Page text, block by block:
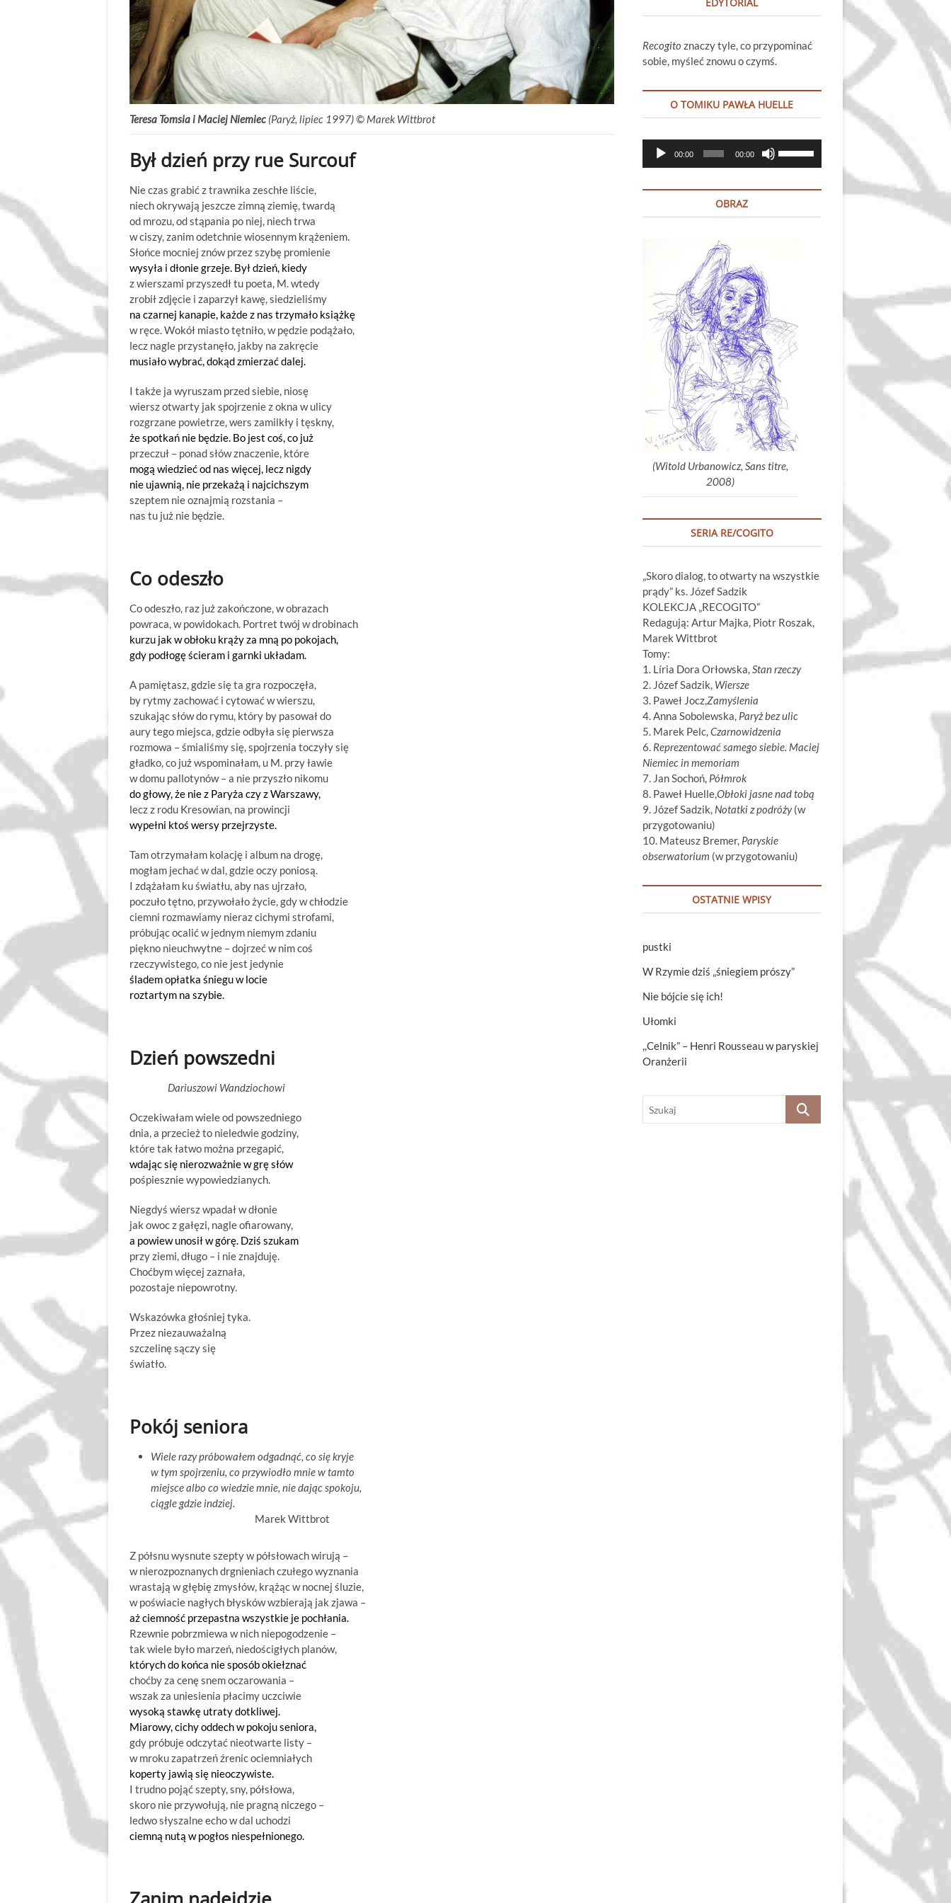
Teresa Tomsia i Maciej Niemiec (Paryż, lipiec 1997) © Marek Wittbrot
Był dzień przy rue Surcouf
Nie czas grabić z trawnika zeschłe liście,
niech okrywają jeszcze zimną ziemię, twardą
od mrozu, od stąpania po niej, niech trwa
w ciszy, zanim odetchnie wiosennym krążeniem.
Słońce mocniej znów przez szybę promienie
wysyła i dłonie grzeje. Był dzień, kiedy
z wierszami przyszedł tu poeta, M. wtedy
zrobił zdjęcie i zaparzył kawę, siedzieliśmy
na czarnej kanapie, każde z nas trzymało książkę
w ręce. Wokół miasto tętniło, w pędzie podążało,
lecz nagle przystanęło, jakby na zakręcie
musiało wybrać, dokąd zmierzać dalej.
I także ja wyruszam przed siebie, niosę
wiersz otwarty jak spojrzenie z okna w ulicy
rozgrzane powietrze, wers zamilkły i tęskny,
że spotkań nie będzie. Bo jest coś, co już
przeczuł – ponad słów znaczenie, które
mogą wiedzieć od nas więcej, lecz nigdy
nie ujawnią, nie przekażą i najcichszym
szeptem nie oznajmią rozstania –
nas tu już nie będzie.
Co odeszło
Co odeszło, raz już zakończone, w obrazach
powraca, w powidokach. Portret twój w drobinach
kurzu jak w obłoku krąży za mną po pokojach,
gdy podłogę ścieram i garnki układam.
A pamiętasz, gdzie się ta gra rozpoczęła,
by rytmy zachować i cytować w wierszu,
szukając słów do rymu, który by pasował do
aury tego miejsca, gdzie odbyła się pierwsza
rozmowa – śmialiśmy się, spojrzenia toczyły się
gładko, co już wspominałam, u M. przy ławie
w domu pallotynów – a nie przyszło nikomu
do głowy, że nie z Paryża czy z Warszawy,
lecz z rodu Kresowian, na prowincji
wypełni ktoś wersy przejrzyste.
Tam otrzymałam kolację i album na drogę,
mogłam jechać w dal, gdzie oczy poniosą.
I zdążałam ku światłu, aby nas ujrzało,
poczuło tętno, przywołało życie, gdy w chłodzie
ciemni rozmawiamy nieraz cichymi strofami,
próbując ocalić w jednym niemym zdaniu
piękno nieuchwytne – dojrzeć w nim coś
rzeczywistego, co nie jest jedynie
śladem opłatka śniegu w locie
roztartym na szybie.
Dzień powszedni
Dariuszowi Wandziochowi
Oczekiwałam wiele od powszedniego
dnia, a przecież to nieledwie godziny,
które tak łatwo można przegapić,
wdając się nierozważnie w grę słów
pośpiesznie wypowiedzianych.
Niegdyś wiersz wpadał w dłonie
jak owoc z gałęzi, nagle ofiarowany,
a powiew unosił w górę. Dziś szukam
przy ziemi, długo – i nie znajduję.
Choćbym więcej zaznała,
pozostaje niepowrotny.
Wskazówka głośniej tyka.
Przez niezauważalną
szczelinę sączy się
światło.
Pokój seniora
Wiele razy próbowałem odgadnąć, co się kryje
w tym spojrzeniu, co przywiodło mnie w tamto
miejsce albo co wiedzie mnie, nie dając spokoju,
ciągle gdzie indziej.
Marek Wittbrot
Z półsnu wysnute szepty w półsłowach wirują –
w nierozpoznanych drgnieniach czułego wyznania
wrastają w głębię zmysłów, krążąc w nocnej śluzie,
w poświacie nagłych błysków wzbierają jak zjawa –
aż ciemność przepastna wszystkie je pochłania.
Rzewnie pobrzmiewa w nich niepogodzenie –
tak wiele było marzeń, niedościgłych planów,
których do końca nie sposób okiełznać
choćby za cenę snem oczarowania –
wszak za uniesienia płacimy uczciwie
wysoką stawkę utraty dotkliwej.
Miarowy, cichy oddech w pokoju seniora,
gdy próbuje odczytać nieotwarte listy –
w mroku zapatrzeń źrenic ociemniałych
koperty jawią się nieoczywiste.
I trudno pojąć szepty, sny, półsłowa,
skoro nie przywołują, nie pragną niczego –
ledwo słyszalne echo w dal uchodzi
ciemną nutą w pogłos niespełnionego.
Recogito znaczy tyle, co przypominać
sobie, myśleć znowu o czymś.
O TOMIKU PAWŁA HUELLE
Odtwarzacz
plików
00:00 00:00
góry
głośność.
OBRAZ
(Witold Urbanowicz, Sans titre,
2008)
SERIA RE/COGITO
„Skoro dialog, to otwarty na wszystkie
prądy” ks. Józef Sadzik
KOLEKCJA „RECOGITO”
Redagują: Artur Majka, Piotr Roszak,
Marek Wittbrot
Tomy:
1. Líria Dora Orłowska,Stan rzeczy
2. Józef Sadzik, Wiersze
3. Paweł Jocz,Zamyślenia
4. Anna Sobolewska, Paryż bez ulic
5. Marek Pelc,Czarnowidzenia
6. Reprezentować samego siebie. Maciej
Niemiec in memoriam
7. Jan Sochoń, Półmrok
8. Paweł Huelle,Obłoki jasne nad tobą
9. Józef Sadzik, Notatki z podróży(w
przygotowaniu)
10. Mateusz Bremer, Paryskie
obserwatorium (w przygotowaniu)
OSTATNIE WPISY
pustki
W Rzymie dziś „śniegiem prószy”
Nie bójcie się ich!
Ułomki
,,Celnik” – Henri Rousseau w paryskiej
Oranżerii
Szukaj